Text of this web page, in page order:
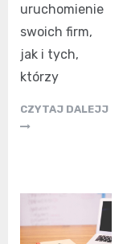
uruchomienie
swoich firm,
jak i tych,
którzy
CZYTAJ DALEJJ